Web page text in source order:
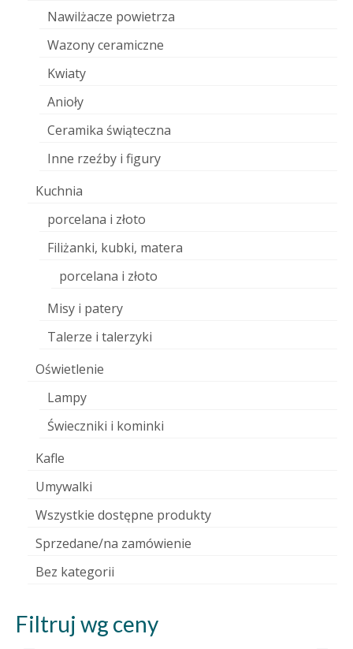
Nawilżacze powietrza
Wazony ceramiczne
Kwiaty
Anioły
Ceramika świąteczna
Inne rzeźby i figury
Kuchnia
porcelana i złoto
Filiżanki, kubki, matera
porcelana i złoto
Misy i patery
Talerze i talerzyki
Oświetlenie
Lampy
Świeczniki i kominki
Kafle
Umywalki
Wszystkie dostępne produkty
Sprzedane/na zamówienie
Bez kategorii
Filtruj wg ceny